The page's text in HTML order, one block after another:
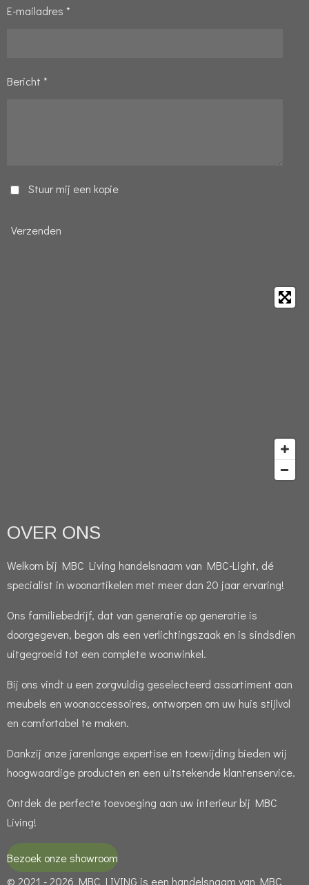
E-mailadres *
Bericht *
Stuur mij een kopie
Verzenden
OVER ONS
Welkom bij MBC Living handelsnaam van MBC-Light, dé
specialist in woonartikelen met meer dan 20 jaar ervaring!
Ons familiebedrijf, dat van generatie op generatie is
doorgegeven, begon als een verlichtingszaak en is sindsdien
uitgegroeid tot een complete woonwinkel.
Bij ons vindt u een zorgvuldig geselecteerd assortiment aan
meubels en woonaccessoires, ontworpen om uw huis stijlvol
en comfortabel te maken.
Dankzij onze jarenlange expertise en toewijding bieden wij
hoogwaardige producten en een uitstekende klantenservice.
Ontdek de perfecte toevoeging aan uw interieur bij MBC
Living!
Bezoek onze showroom
© 2021 - 2026 MBC LIVING is een handelsnaam van MBC